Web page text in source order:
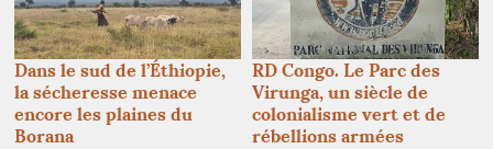
Dans le sud de l’Éthiopie,
la sécheresse menace
encore les plaines du
Borana
RD Congo. Le Parc des
Virunga, un siècle de
colonialisme vert et de
rébellions armées